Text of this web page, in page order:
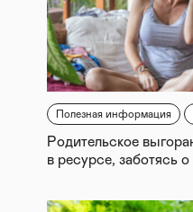
Полезная информация
Родительское
в ресурсе, заботясь о